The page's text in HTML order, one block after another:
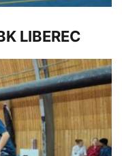
LIBEREC